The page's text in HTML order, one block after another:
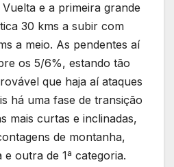
e a primeira grande
30 kms a subir com
a meio. As pendentes aí
os 5/6%, estando tão
que haja aí ataques
há uma fase de transição
mais curtas e inclinadas,
de montanha,
e outra de 1ª categoria.